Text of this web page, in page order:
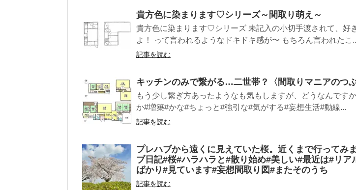
貴方色に染まります♡シリーズ～間取り萌え～
貴方色に染まります♡シリーズ 未記入の小切手渡されて、好
よ！ って言われるようなドキドキ感が〜 もちろん言われたこ
記事を読む
キッチンのみで繋がる…二世帯？〈間取りマニアのつぶ
もう少し繋ぎ方あったようなも気もしますが、どうなんです
か#増築#かな#ちょっと#強引な#気がする#妄想生活#動線...
記事を読む
プレハブから遠くに見えていた桜。近くまで行ってみ
ブ日記#桜#ハラハラと#散り始め#美しい#最近は#リア
ばかり#見ています#妄想間取り図#またそのうち
記事を読む